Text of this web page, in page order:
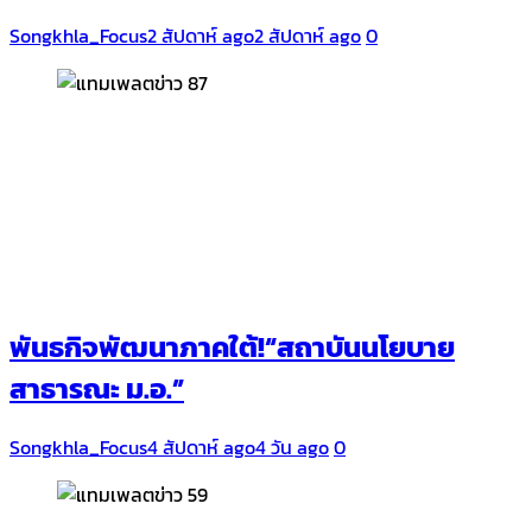
Songkhla_Focus2 สัปดาห์ ago2 สัปดาห์ ago0
พันธกิจพัฒนาภาคใต้!“สถาบันนโยบาย
สาธารณะ ม.อ.”
Songkhla_Focus4 สัปดาห์ ago4 วัน ago0